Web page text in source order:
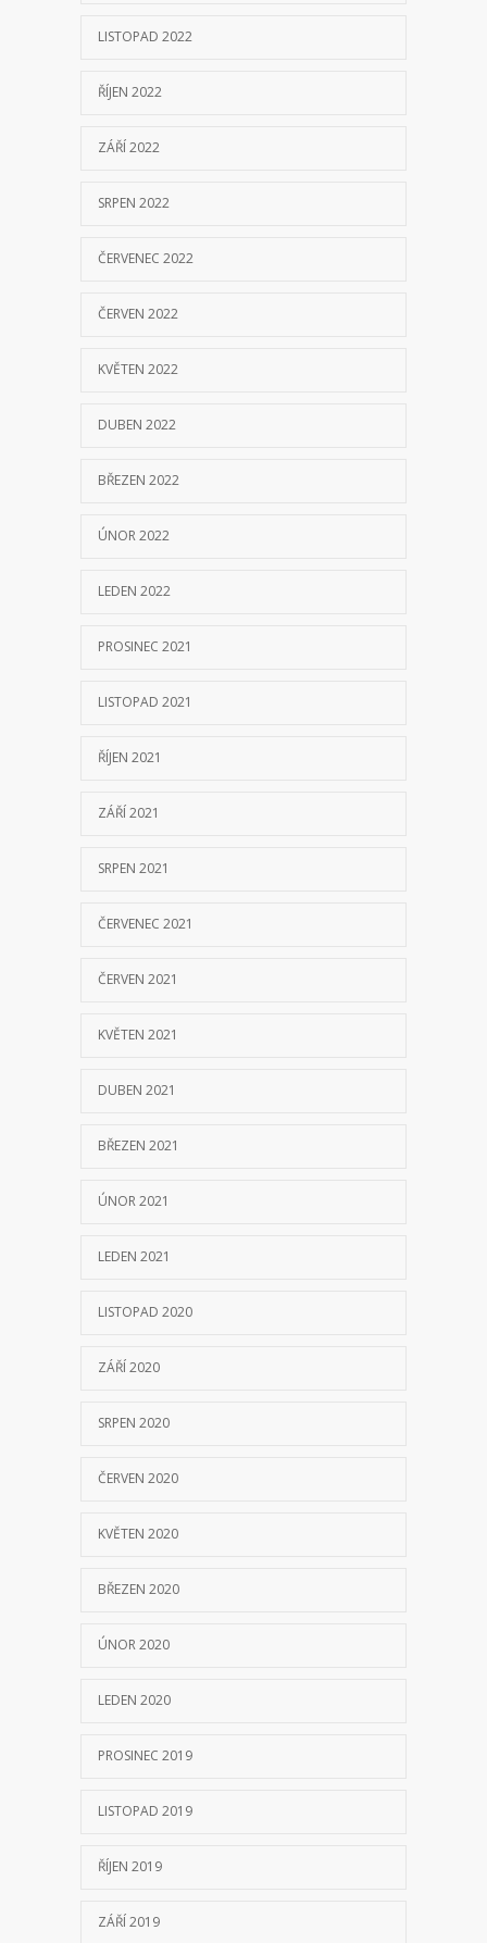
LISTOPAD 2022
ŘÍJEN 2022
ZÁŘÍ 2022
SRPEN 2022
ČERVENEC 2022
ČERVEN 2022
KVĚTEN 2022
DUBEN 2022
BŘEZEN 2022
ÚNOR 2022
LEDEN 2022
PROSINEC 2021
LISTOPAD 2021
ŘÍJEN 2021
ZÁŘÍ 2021
SRPEN 2021
ČERVENEC 2021
ČERVEN 2021
KVĚTEN 2021
DUBEN 2021
BŘEZEN 2021
ÚNOR 2021
LEDEN 2021
LISTOPAD 2020
ZÁŘÍ 2020
SRPEN 2020
ČERVEN 2020
KVĚTEN 2020
BŘEZEN 2020
ÚNOR 2020
LEDEN 2020
PROSINEC 2019
LISTOPAD 2019
ŘÍJEN 2019
ZÁŘÍ 2019